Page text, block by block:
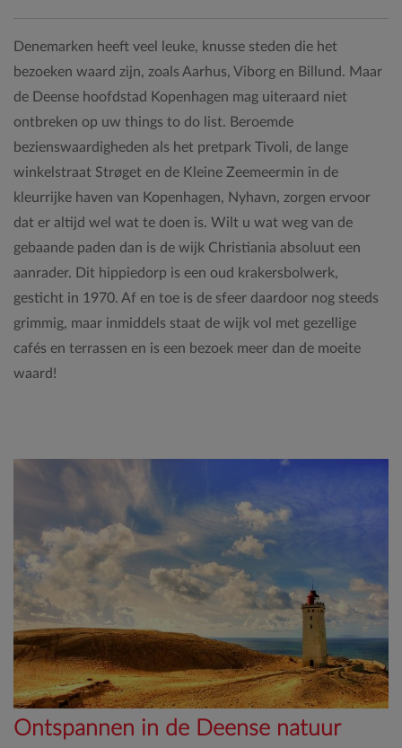
Denemarken heeft veel leuke, knusse steden die het
bezoeken waard zijn, zoals Aarhus, Viborg en Billund. Maar
de Deense hoofdstad Kopenhagen mag uiteraard niet
ontbreken op uw things to do list. Beroemde
bezienswaardigheden als het pretpark Tivoli, de lange
winkelstraat Strøget en de Kleine Zeemeermin in de
kleurrijke haven van Kopenhagen, Nyhavn, zorgen ervoor
dat er altijd wel wat te doen is. Wilt u wat weg van de
gebaande paden dan is de wijk Christiania absoluut een
aanrader. Dit hippiedorp is een oud krakersbolwerk,
gesticht in 1970. Af en toe is de sfeer daardoor nog steeds
grimmig, maar inmiddels staat de wijk vol met gezellige
cafés en terrassen en is een bezoek meer dan de moeite
waard!
Ontspannen in de Deense natuur